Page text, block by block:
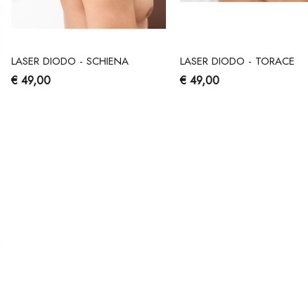
LASER DIODO - SCHIENA
€ 49,00
LASER DIODO - TORACE
€ 49,00